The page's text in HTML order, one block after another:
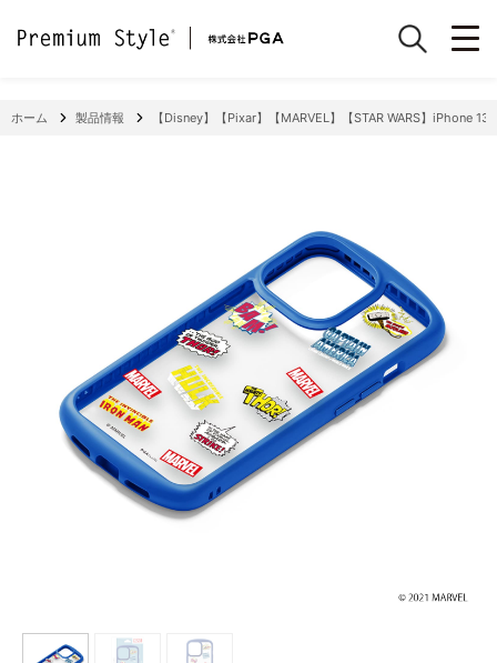
ホーム 製品情報 【Disney】【Pixar】【MARVEL】【STAR WARS】iPhone 13